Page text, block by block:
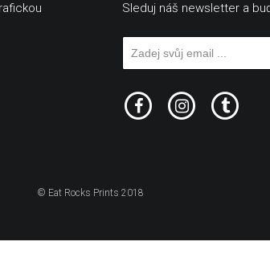
Sleduj náš newsletter a
© Eat Rocks Prints 2018